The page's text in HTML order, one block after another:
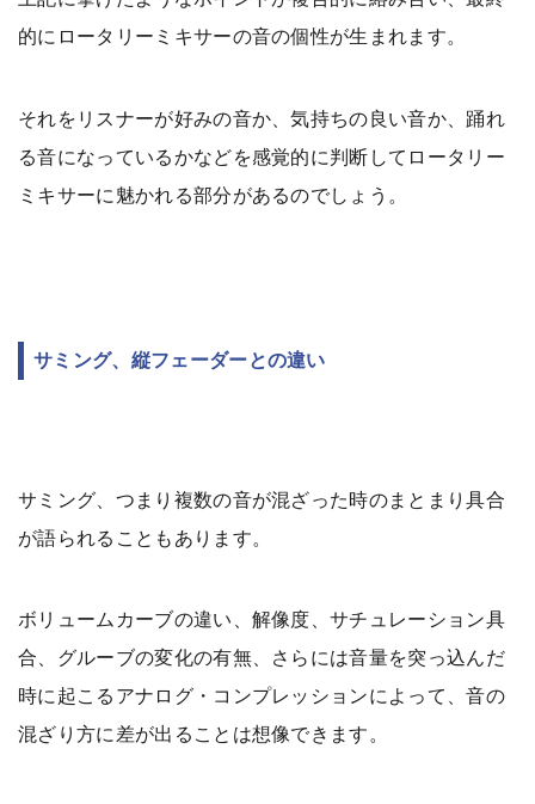
的にロータリーミキサーの音の個性が生まれます。
それをリスナーが好みの音か、気持ちの良い音か、踊れ
る音になっているかなどを感覚的に判断してロータリー
ミキサーに魅かれる部分があるのでしょう。
サミング、縦フェーダーとの違い
サミング、つまり複数の音が混ざった時のまとまり具合
が語られることもあります。
ボリュームカーブの違い、解像度、サチュレーション具
合、グルーブの変化の有無、さらには音量を突っ込んだ
時に起こるアナログ・コンプレッションによって、音の
混ざり方に差が出ることは想像できます。